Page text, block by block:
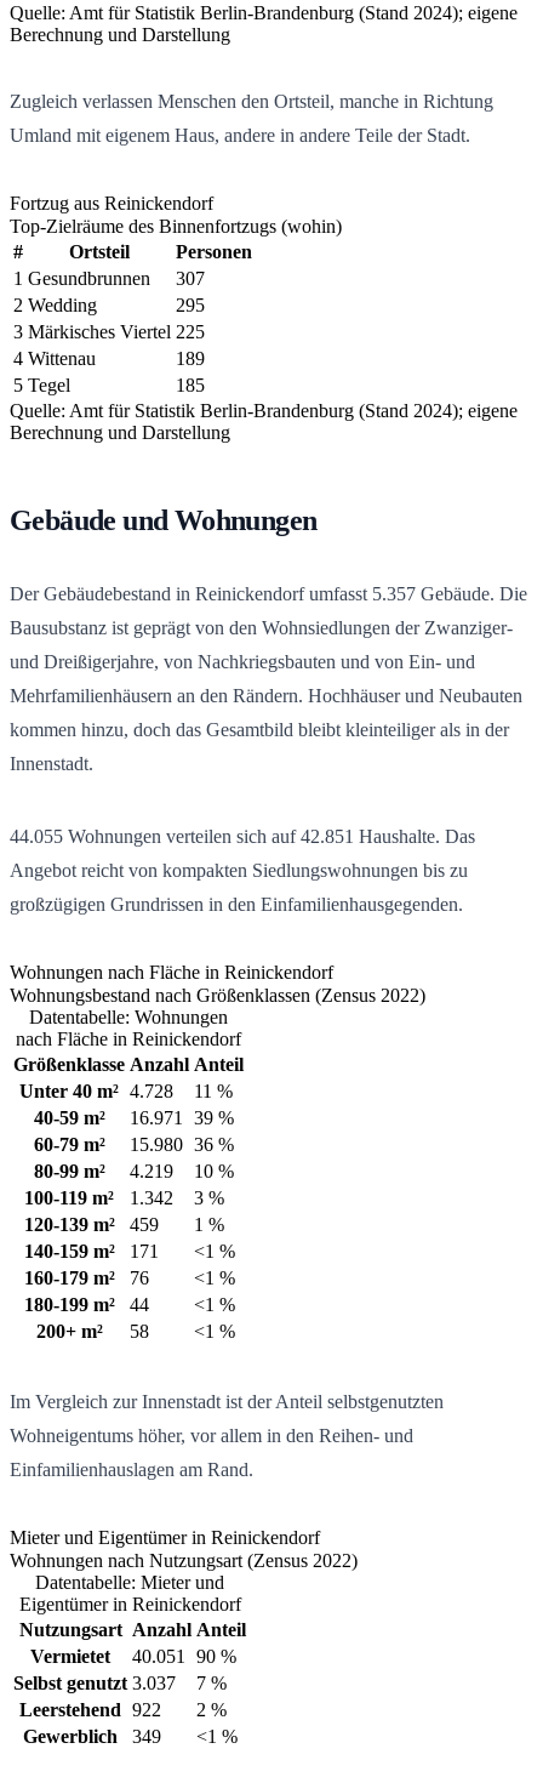
Quelle: Amt für Statistik Berlin-Brandenburg (Stand 2024); eigene
Berechnung und Darstellung
Zugleich verlassen Menschen den Ortsteil, manche in Richtung
Umland mit eigenem Haus, andere in andere Teile der Stadt.
Fortzug aus Reinickendorf
Top-Zielräume des Binnenfortzugs (wohin)
#
Ortsteil
Personen
1 Gesundbrunnen
307
2 Wedding
295
3 Märkisches Viertel 225
4 Wittenau
189
5 Tegel
185
Quelle: Amt für Statistik Berlin-Brandenburg (Stand 2024); eigene
Berechnung und Darstellung
Gebäude und Wohnungen
Der Gebäudebestand in Reinickendorf umfasst 5.357 Gebäude. Die
Bausubstanz ist geprägt von den Wohnsiedlungen der Zwanziger-
und Dreißigerjahre, von Nachkriegsbauten und von Ein- und
Mehrfamilienhäusern an den Rändern. Hochhäuser und Neubauten
kommen hinzu, doch das Gesamtbild bleibt kleinteiliger als in der
Innenstadt.
44.055 Wohnungen verteilen sich auf42.851 Haushalte. Das
Angebot reicht von kompakten Siedlungswohnungen bis zu
großzügigen Grundrissen in den Einfamilienhausgegenden.
Wohnungen nach Fläche in Reinickendorf
Wohnungsbestand nach Größenklassen (Zensus 2022)
Datentabelle: Wohnungen
nach Fläche in Reinickendorf
Größenklasse Anzahl Anteil
Unter 40 m² 4.728
11 %
40-59 m²
16.971
39 %
60-79 m²
15.980 36 %
80-99 m²
4.219
10 %
100-119 m²
1.342
3 %
120-139 m²
459
1 %
140-159 m²
171
<1 %
160-179 m²
76
<1 %
180-199 m²
44
<1 %
200+ m²
58 <1 %
Im Vergleich zur Innenstadt ist der Anteil selbstgenutzten
Wohneigentums höher, vor allem in den Reihen- und
Einfamilienhauslagen am Rand.
Mieter und Eigentümer in Reinickendorf
Wohnungen nach Nutzungsart (Zensus 2022)
Datentabelle: Mieter und
Eigentümer in Reinickendorf
Nutzungsart Anzahl Anteil
Vermietet
40.051
90 %
Selbst genutzt 3.037
7 %
Leerstehend 922
2 %
Gewerblich
349 <1 %